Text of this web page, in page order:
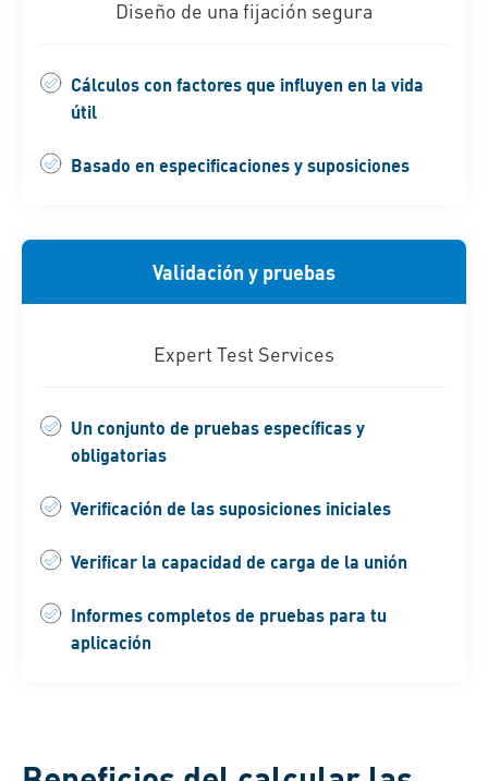
Diseño de una fijación segura
Cálculos con factores que influyen en la vida
útil
Basado en especificaciones y suposiciones
Validación y pruebas
Expert Test Services
Un conjunto de pruebas específicas y
obligatorias
Verificación de las suposiciones iniciales
Verificar la capacidad de carga de la unión
Informes completos de pruebas para tu
aplicación